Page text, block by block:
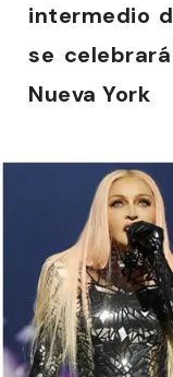
intermedio
se
Nueva York